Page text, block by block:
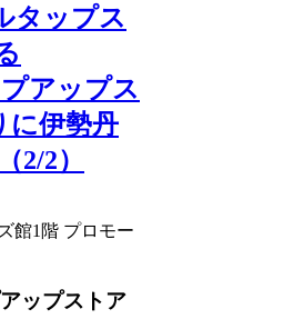
タップス
プアップス
に伊勢丹
2/2）
館1階 プロモー
ップストア